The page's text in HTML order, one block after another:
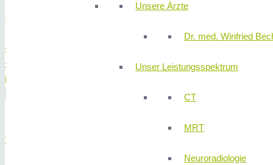
Unsere Ärzte
Dr. med. Winfried
Unser Leistungsspektrum
CT
MRT
Neuroradiologie
Sekretariat Chirurgie
+49 (0) 911 580 68 – 4100
+49 (0) 911 580 68 – 4150
info@310klinik.com
310KLINIK Chirurgie